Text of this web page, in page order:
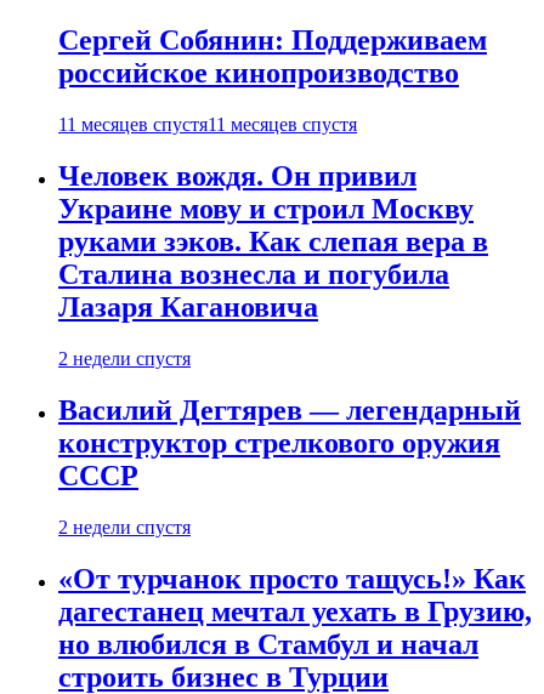
Сергей Собянин: Поддерживаем
российское кинопроизводство
11 месяцев спустя11 месяцев спустя
Человек вождя. Он привил
Украине мову и строил Москву
руками зэков. Как слепая вера в
Сталина вознесла и погубила
Лазаря Кагановича
2 недели спустя
Василий Дегтярев — легендарный
конструктор стрелкового оружия
СССР
2 недели спустя
«От турчанок просто тащусь!» Как
дагестанец мечтал уехать в Грузию,
но влюбился в Стамбул и начал
строить бизнес в Турции